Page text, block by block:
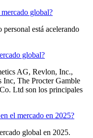
global?
está acelerando
global?
AG, Revlon, Inc.,
Inc, The Procter Gamble
Ltd son los principales
el mercado en 2025?
global en 2025.